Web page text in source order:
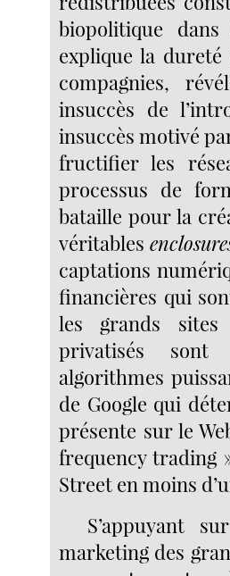
biopolitique
explique la
compagnies,
insuccès de
insuccès motivé
fructifier les
processus de
bataille pour la
véritables
captations
financières qui
les grands sites
privatisés sont
algorithmes
de Google qui
présente sur le
frequency trading
Street en moins
S’appuyant
marketing des